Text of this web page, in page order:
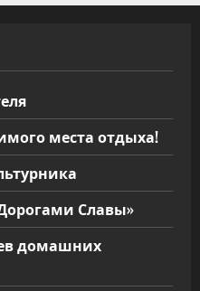
места отдыха!
Славы»
домашних